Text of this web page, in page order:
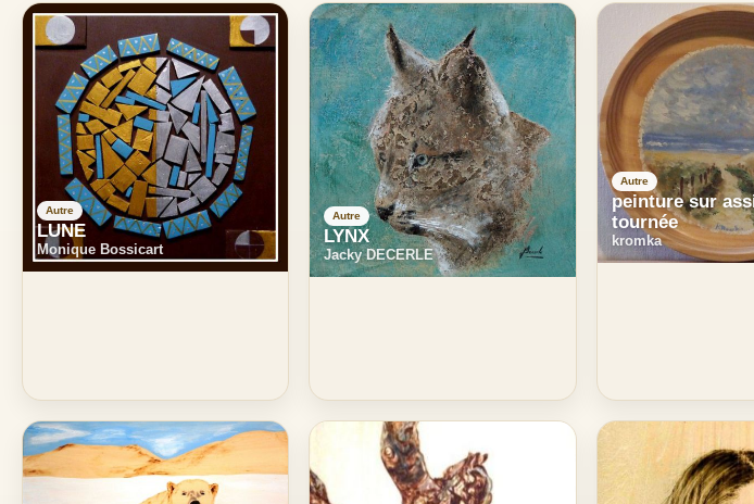
Autre
LUNE
Monique Bossicart
Autre
LYNX
Jacky DECERLE
Autre
peinture sur
tournée
kromka